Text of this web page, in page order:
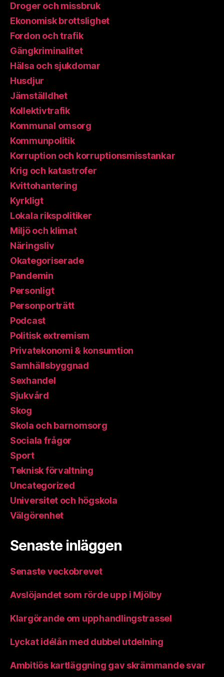
Droger och missbruk
Ekonomisk brottslighet
Fordon och trafik
Gängkriminalitet
Hälsa och sjukdomar
Husdjur
Jämställdhet
Kollektivtrafik
Kommunal omsorg
Kommunpolitik
Korruption och korruptionsmisstankar
Krig och katastrofer
Kvittohantering
Kyrkligt
Lokala rikspolitiker
Miljö och klimat
Näringsliv
Okategoriserade
Pandemin
Personligt
Personporträtt
Podcast
Politisk extremism
Privatekonomi & konsumtion
Samhällsbyggnad
Sexhandel
Sjukvård
Skog
Skola och barnomsorg
Sociala frågor
Sport
Teknisk förvaltning
Uncategorized
Universitet och högskola
Välgörenhet
Senaste inläggen
Senaste veckobrevet
Avslöjandet som rörde upp i Mjölby
Klargörande om upphandlingstrassel
Lyckat idélån med dubbel utdelning
Ambitiös kartläggning gav skrämmande svar